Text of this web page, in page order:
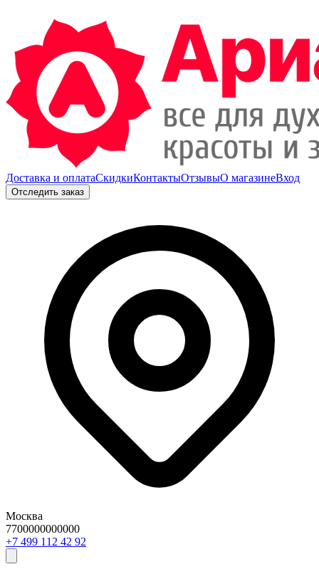
Доставка и оплатаСкидкиКонтактыОтзывыО магазинеВход
Отследить заказ
Москва
7700000000000
29 24 211 994 7+